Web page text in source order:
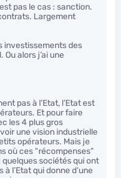
pas le cas : sanction.
Largement
investissements des
Ou alors j’ai une
pas à l’Etat, l’Etat est
Et pour faire
les 4 plus gros
une vision industrielle
opérateurs. Mais je
où ces “récompenses”
quelques sociétés qui ont
l’Etat qui donne d’une